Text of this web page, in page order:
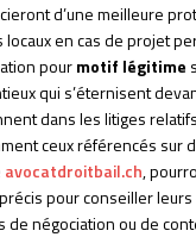
d’une meilleure
en cas de projet
pourmotif légitime
qui s’éternisent
dans les litiges
ceux référencés sur
avocatdroitbail.ch,
pour conseiller
de négociation ou de